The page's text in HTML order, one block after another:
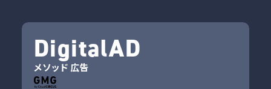
DigitalAD
メソッド 広告